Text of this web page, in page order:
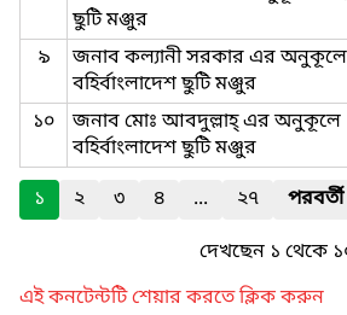
ছুটি মঞ্জুর
৯
জনাব কল্যানী সরকার এর অনুকূলে
বহির্বাংলাদেশ ছুটি মঞ্জুর
১০
জনাব মোঃ আবদুল্লাহ্ এর অনুকূলে
বহির্বাংলাদেশ ছুটি মঞ্জুর
১
২ ৩ ৪ ... ২৭ পরবর্তী
দেখছেন ১ থেকে
এই কনটেন্টটি শেয়ার করতে ক্লিক করুন